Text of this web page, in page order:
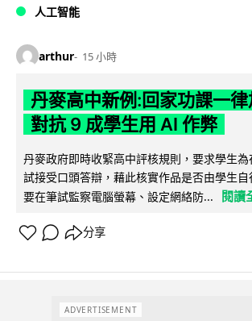
人工智能
arthur 15 小時
丹麥高中新例:回家功課一
對抗 9 成學生用 AI 作弊
丹麥政府即時收緊高中評核規則，要求學生
試接受口頭答辯，藉此核實作品是否由學生
要在筆試監察電腦螢幕、設定網絡防...
閱讀
分享
ADVERTISEMENT